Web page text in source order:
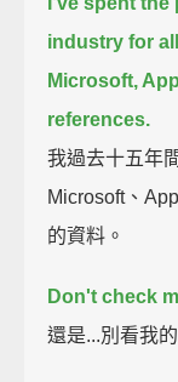
industry for
Microsoft,
references.
我過去十五年
Microsoft、
的資料。
Don't check
還是...別看我